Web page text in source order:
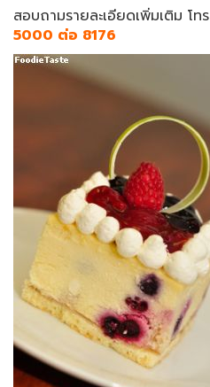
สอบถามรายละเอียดเพิ่มเติม โทร
5000 ต่อ 8176